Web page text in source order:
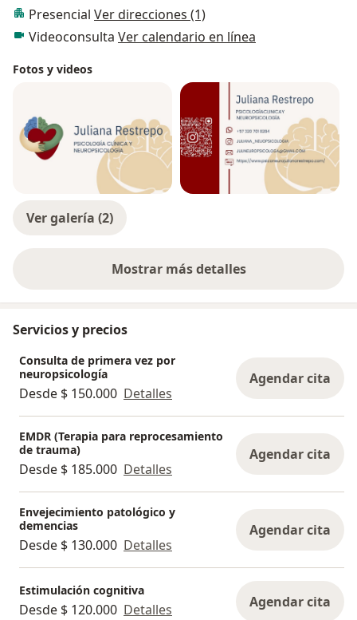
Presencial Ver direcciones (1)
Videoconsulta Ver calendario en línea
Fotos y videos
Ver galería (2)
Mostrar más detalles
sobre la experiencia
Servicios y precios
Consulta de primera vez por
neuropsicología
Desde $ 150.000 Detalles
Agendar cita
EMDR (Terapia para reprocesamiento
de trauma)
Desde $ 185.000 Detalles
Agendar cita
Envejecimiento patológico y
demencias
Desde $ 130.000 Detalles
Agendar cita
Estimulación cognitiva
Desde $ 120.000 Detalles Agendar cita